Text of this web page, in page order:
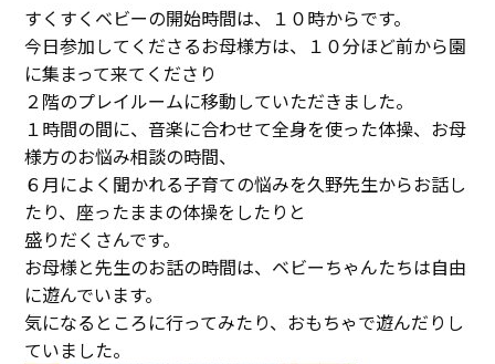
すくすくベビーの開始時間は、１０時からです。
今日参加してくださるお母様方は、１０分ほど前から園
に集まって来てくださり
２階のプレイルームに移動していただきました。
１時間の間に、音楽に合わせて全身を使った体操、お母
様方のお悩み相談の時間、
６月によく聞かれる子育ての悩みを久野先生からお話し
たり、座ったままの体操をしたりと
盛りだくさんです。
お母様と先生のお話の時間は、ベビーちゃんたちは自由
に遊んでいます。
気になるところに行ってみたり、おもちゃで遊んだりし
ていました。